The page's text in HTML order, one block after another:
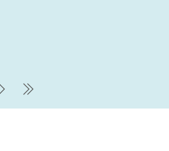
Nächste Seite
letzte Seite